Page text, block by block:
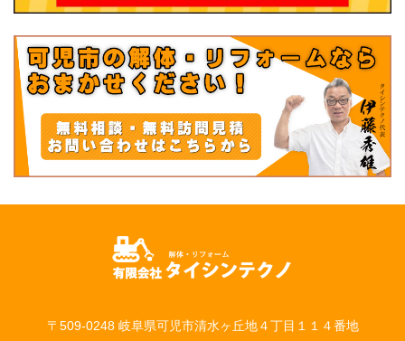
〒509-0248 岐阜県可児市清水ヶ丘地４丁目１１４番地